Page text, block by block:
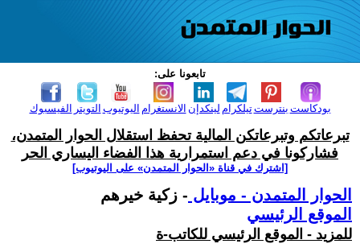
تابعونا على:
الفيسبوك التويتر اليوتيوب الانستغرام لينكدإن تيلكرامبنترست بودكاست
تبرعاتكم وتبرعاتكن المالية تحفظ استقلال الحوار المتمدن،
فشاركونا في دعم استمرارية هذا الفضاء اليساري الحر
[اشترك في قناة ‫«الحوار المتمدن» على اليوتيوب]
الحوار المتمدن - موبايل - زكية خيرهم
الموقع الرئيسي
للمزيد - الموقع الرئيسي للكاتب-ة